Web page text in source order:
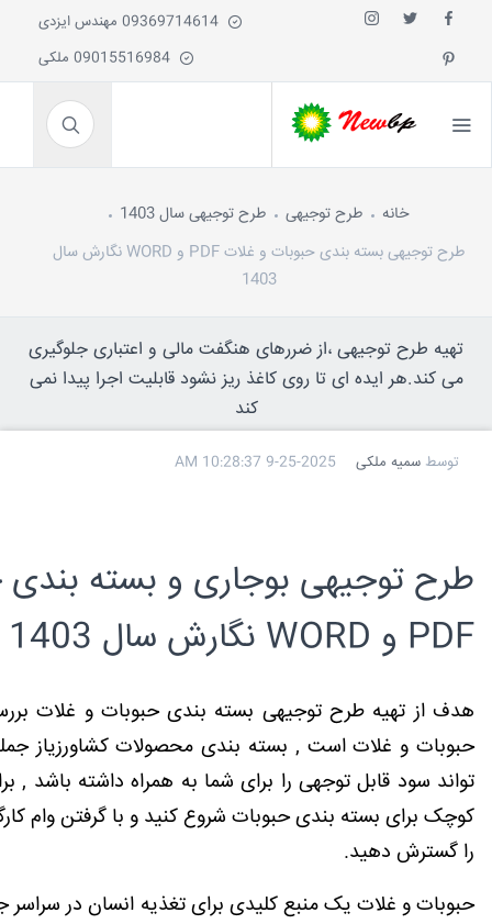
خانه طرح توجیهی
طرح توجیهی سال 1403
طرح توجیهی بسته بندی حبوبات و غلات PDF و WORD نگارش سال
1403
تهیه طرح توجیهی ،از ضررهای هنگفت مالی و اعتباری جلوگیری
می کند.هر ایده ای تا روی کاغذ ریز نشود قابلیت اجرا پیدا نمی
کند
توسط سمیه ملکی 9-25-2025 10:28:37 AM
طرح توجیهی بوجاری و بسته بندی
PDF و WORD نگارش سال 1403
هدف از تهیه طرح توجیهی بسته بندی حبوبات و غلات
حبوبات و غلات است , بسته بندی محصولات کشاورزیاز
تواند سود قابل توجهی را برای شما به همراه داشته باشد ,
کوچک برای بسته بندی حبوبات شروع کنید و با گرفتن وام
را گسترش دهید.
حبوبات و غلات یک منبع کلیدی برای تغذیه انسان در